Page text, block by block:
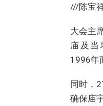
///陈宝
大会主
庙及当
1996年
同时，
确保庙